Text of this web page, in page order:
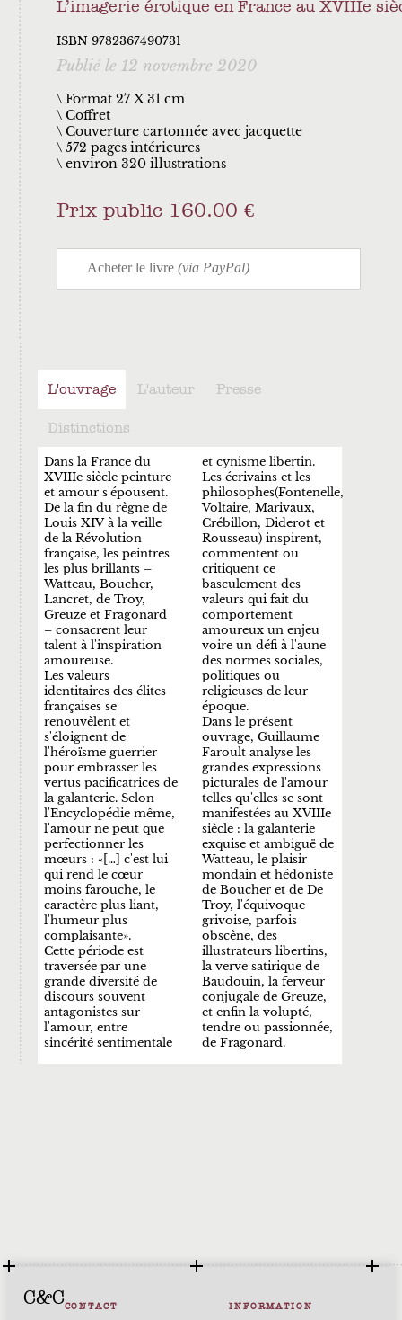
L’imagerie érotique en France au XVIIIe
ISBN 9782367490731
Publié le 12 novembre 2020
\ Format 27 X 31 cm
Coffret
Couverture cartonnée avec jacquette
572 pages intérieures
environ 320 illustrations
Prix public 160.00 €
L'ouvrage L'auteur Presse
Distinctions
Dans la France du
XVIIIe siècle peinture
et amour s'épousent.
De la fin du règne de
Louis XIV à la veille
de la Révolution
française, les peintres
les plus brillants –
Watteau, Boucher,
Lancret, de Troy,
Greuze et Fragonard
– consacrent leur
talent à l'inspiration
amoureuse.
Les valeurs
identitaires des élites
françaises se
renouvèlent et
s'éloignent de
l'héroïsme guerrier
pour embrasser les
vertus pacificatrices de
la galanterie. Selon
l'Encyclopédie même,
l'amour ne peut que
perfectionner les
mœurs : «[…] c'est lui
qui rend le cœur
moins farouche, le
caractère plus liant,
l'humeur plus
complaisante».
Cette période est
traversée par une
grande diversité de
discours souvent
antagonistes sur
l'amour, entre
sincérité sentimentale
et cynisme libertin.
Les écrivains et les
philosophes(Fontenelle,
Voltaire, Marivaux,
Crébillon, Diderot et
Rousseau) inspirent,
commentent ou
critiquent ce
basculement des
valeurs qui fait du
comportement
amoureux un enjeu
voire un défi à l'aune
des normes sociales,
politiques ou
religieuses de leur
époque.
Dans le présent
ouvrage, Guillaume
Faroult analyse les
grandes expressions
picturales de l'amour
telles qu'elles se sont
manifestées au XVIIIe
siècle : la galanterie
exquise et ambiguë de
Watteau, le plaisir
mondain et hédoniste
de Boucher et de De
Troy, l'équivoque
grivoise, parfois
obscène, des
illustrateurs libertins,
la verve satirique de
Baudouin, la ferveur
conjugale de Greuze,
et enfin la volupté,
tendre ou passionnée,
de Fragonard.
C&CCONTACT INFORMATION